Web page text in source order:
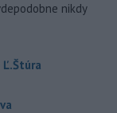
nikdy
Ľ.Štúra